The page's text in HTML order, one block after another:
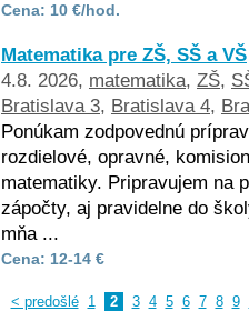
Cena: 10 €/hod.
Matematika pre ZŠ, SŠ a VŠ
4.8. 2026, matematika, ZŠ,
Bratislava 3, Bratislava 4,
Ponúkam zodpovednú
rozdielové, opravné,
matematiky. Pripravujem na
zápočty, aj pravidelne do
mňa ...
Cena: 12-14 €
< predošlé 1 2 3 4 5 6 7 8 9